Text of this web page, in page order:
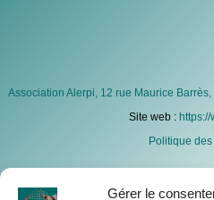
Gérer le
Association Alerpi, 12 rue Maurice
Site web :
Politique